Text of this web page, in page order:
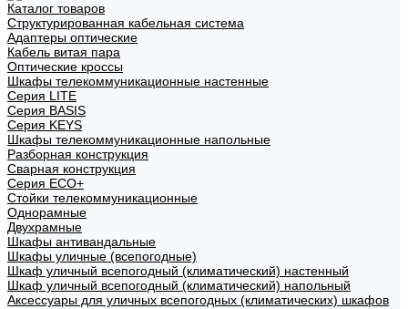
Каталог товаров
Структурированная кабельная система
Адаптеры оптические
Кабель витая пара
Оптические кроссы
Шкафы телекоммуникационные настенные
Cерия LITE
Cерия BASIS
Cерия KEYS
Шкафы телекоммуникационные напольные
Разборная конструкция
Сварная конструкция
Серия ECO+
Стойки телекоммуникационные
Однорамные
Двухрамные
Шкафы антивандальные
Шкафы уличные (всепогодные)
Шкаф уличный всепогодный (климатический) настенный
Шкаф уличный всепогодный (климатический) напольный
Аксессуары для уличных всепогодных (климатических) шкафов